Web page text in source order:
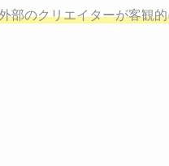
、適切な方法を企画しご
部のクリエイターが客観